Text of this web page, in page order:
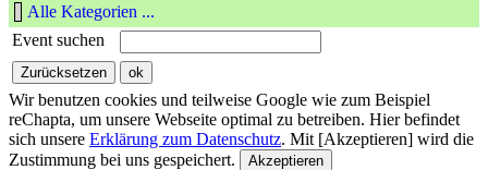
Alle Kategorien ...
Event suchen
Wir benutzen cookies und teilweise Google wie zum Beispiel
reChapta, um unsere Webseite optimal zu betreiben. Hier befindet
sich unsere Erklärung zum Datenschutz. Mit [Akzeptieren] wird die
Zustimmung bei uns gespeichert.
Akzeptieren